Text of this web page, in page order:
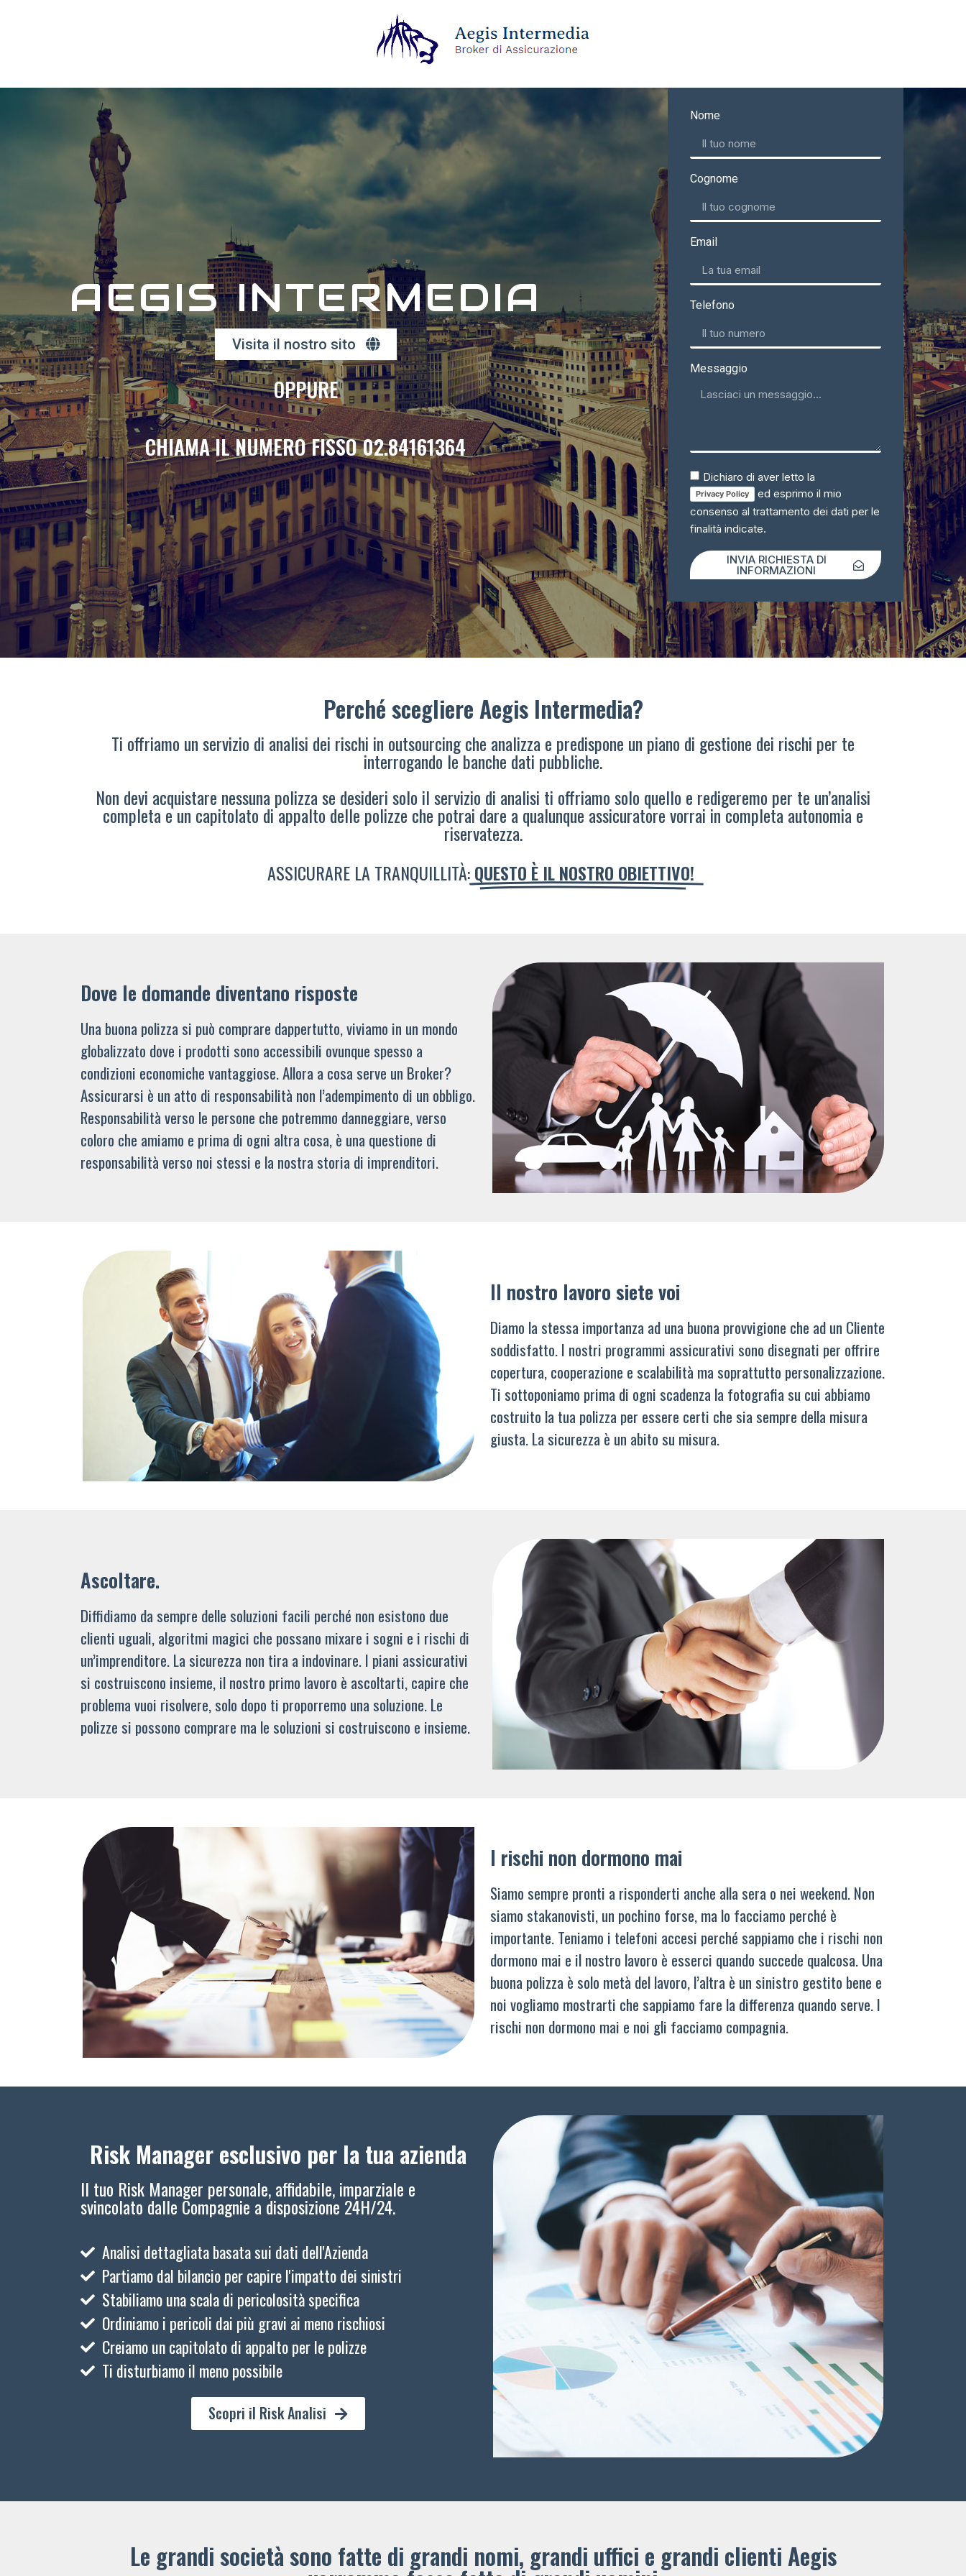
AEGIS INTERMEDIA
Visita il nostro sito
OPPURE
CHIAMA IL NUMERO FISSO 02.84161364
Nome
Cognome
Email
Telefono
Messaggio
Dichiaro di aver letto la
Privacy Policy
ed esprimo il mio
consenso al trattamento dei dati per le
finalità indicate.
INVIA RICHIESTA DI
INFORMAZIONI
Perché scegliere Aegis Intermedia?
Ti offriamo un servizio di analisi dei rischi in outsourcing che analizza e predispone un piano di gestione dei rischi per te
interrogando le banche dati pubbliche.
Non devi acquistare nessuna polizza se desideri solo il servizio di analisi ti offriamo solo quello e redigeremo per te un’analisi
completa e un capitolato di appalto delle polizze che potrai dare a qualunque assicuratore vorrai in completa autonomia e
riservatezza.
ASSICURARE LA TRANQUILLITÀ:QUESTO È IL NOSTRO OBIETTIVO!
Dove le domande diventano risposte
Una buona polizza si può comprare dappertutto, viviamo in un mondo
globalizzato dove i prodotti sono accessibili ovunque spesso a
condizioni economiche vantaggiose. Allora a cosa serve un Broker?
Assicurarsi è un atto di responsabilità non l’adempimento di un obbligo.
Responsabilità verso le persone che potremmo danneggiare, verso
coloro che amiamo e prima di ogni altra cosa, è una questione di
responsabilità verso noi stessi e la nostra storia di imprenditori.
Il nostro lavoro siete voi
Diamo la stessa importanza ad una buona provvigione che ad un Cliente
soddisfatto. I nostri programmi assicurativi sono disegnati per offrire
copertura, cooperazione e scalabilità ma soprattutto personalizzazione.
Ti sottoponiamo prima di ogni scadenza la fotografia su cui abbiamo
costruito la tua polizza per essere certi che sia sempre della misura
giusta. La sicurezza è un abito su misura.
Ascoltare.
Diffidiamo da sempre delle soluzioni facili perché non esistono due
clienti uguali, algoritmi magici che possano mixare i sogni e i rischi di
un’imprenditore. La sicurezza non tira a indovinare. I piani assicurativi
si costruiscono insieme, il nostro primo lavoro è ascoltarti, capire che
problema vuoi risolvere, solo dopo ti proporremo una soluzione. Le
polizze si possono comprare ma le soluzioni si costruiscono e insieme.
I rischi non dormono mai
Siamo sempre pronti a risponderti anche alla sera o nei weekend. Non
siamo stakanovisti, un pochino forse, ma lo facciamo perché è
importante. Teniamo i telefoni accesi perché sappiamo che i rischi non
dormono mai e il nostro lavoro è esserci quando succede qualcosa. Una
buona polizza è solo metà del lavoro, l’altra è un sinistro gestito bene e
noi vogliamo mostrarti che sappiamo fare la differenza quando serve. I
rischi non dormono mai e noi gli facciamo compagnia.
Risk Manager esclusivo per la tua azienda
Il tuo Risk Manager personale, affidabile, imparziale e
svincolato dalle Compagnie a disposizione 24H/24.
Analisi dettagliata basata sui dati dell'Azienda
Partiamo dal bilancio per capire l'impatto dei sinistri
Stabiliamo una scala di pericolosità specifica
Ordiniamo i pericoli dai più gravi ai meno rischiosi
Creiamo un capitolato di appalto per le polizze
Ti disturbiamo il meno possibile
Scopri il Risk Analisi
Le grandi società sono fatte di grandi nomi, grandi uffici e grandi clienti ​Aegis